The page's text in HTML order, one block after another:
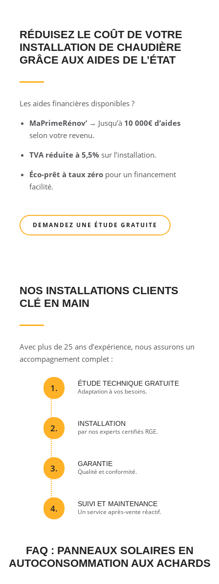
RÉDUISEZ LE COÛT DE VOTRE
INSTALLATION DE CHAUDIÈRE
GRÂCE AUX AIDES DE L’ÉTAT
Les aides financières disponibles ?
MaPrimeRénov’ → Jusqu’à 10 000€ d’aides
selon votre revenu.
TVA réduite à 5,5% sur l’installation.
Éco-prêt à taux zéro pour un financement
facilité.
DEMANDEZ UNE ÉTUDE GRATUITE
NOS INSTALLATIONS CLIENTS
CLÉ EN MAIN
Avec plus de 25 ans d’expérience, nous assurons un
accompagnement complet :
1. ÉTUDE TECHNIQUE GRATUITE
Adaptation à vos besoins.
2. INSTALLATION
par nos experts certifiés RGE.
3. GARANTIE
Qualité et conformité.
4. SUIVI ET MAINTENANCE
Un service après-vente réactif.
FAQ : PANNEAUX SOLAIRES EN
AUTOCONSOMMATION AUX ACHARDS